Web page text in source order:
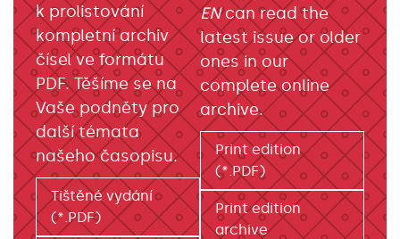
k prolistování
kompletní archiv
čísel ve formátu
PDF. Těšíme se na
Vaše podněty pro
další témata
našeho časopisu.
Tištěné vydání
(*.PDF)
ENcan read the
latest issue or older
ones in our
complete online
archive.
Print edition
(*.PDF)
Print edition
archive